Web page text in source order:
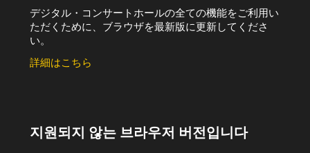
デジタル・コンサートホールの全ての機能をご利用い
ただくために、ブラウザを最新版に更新してくださ
い。
詳細はこちら
지원되지 않는 브라우저 버전입니다